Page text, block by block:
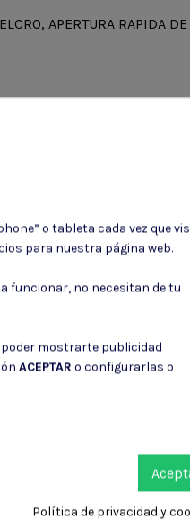
APERTURA RAPIDA
o tableta cada vez que
para nuestra página web.
funcionar, no necesitan de tu
mostrarte publicidad
ACEPTAR o configurarlas o
Política de privacidad y